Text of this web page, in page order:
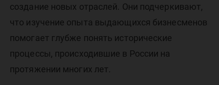
создание новых отраслей. Они подчеркивают,
что изучение опыта выдающихся бизнесменов
помогает глубже понять исторические
процессы, происходившие в России на
протяжении многих лет.